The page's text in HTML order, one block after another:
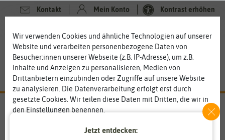
Kontakt Mein Konto Kontrast erhöhen
0 0
Garland Products Ltd.
Wir verwenden Cookies und ähnliche Technologien auf unserer
Website und verarbeiten personenbezogene Daten von
Besucher:innen unserer Webseite (z.B. IP-Adresse), um z.B.
Inhalte und Anzeigen zu personalisieren, Medien von
Drittanbietern einzubinden oder Zugriffe auf unsere Website
zu analysieren. Die Datenverarbeitung erfolgt erst durch
gesetzte Cookies. Wir teilen diese Daten mit Dritten, die wir in
den Einstellungen benennen.
eines berechtigten Interesses erfolgen. Die Zustimmung kann
Jetzt entdecken: